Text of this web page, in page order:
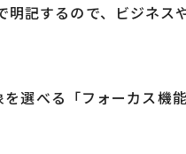
記するので、ビジネス
選べる「フォーカス機